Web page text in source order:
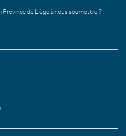
Province de Liège à nous soumettre ?